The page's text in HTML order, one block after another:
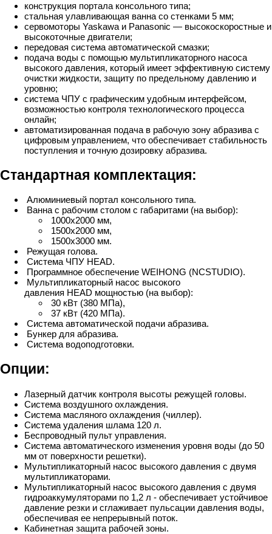
конструкция портала консольного типа;
стальная улавливающая ванна со стенками 5 мм;
сервомоторы Yaskawa и Panasonic — высокоскоростные и
высокоточные двигатели;
передовая система автоматической смазки;
подача воды с помощью мультипликаторного насоса
высокого давления, который имеет эффективную систему
очистки жидкости, защиту по предельному давлению и
уровню;
система ЧПУ с графическим удобным интерфейсом,
возможностью контроля технологического процесса
онлайн;
автоматизированная подача в рабочую зону абразива с
цифровым управлением, что обеспечивает стабильность
поступления и точную дозировку абразива.
Стандартная комплектация:
Алюминиевый портал консольного типа.
Ванна с рабочим столом с габаритами (на выбор):
1000х2000 мм,
1500х2000 мм,
1500х3000 мм.
Режущая голова.
Система ЧПУ HEAD.
Программное обеспечение WEIHONG (NCSTUDIO).
Мультипликаторный насос высокого
давления HEAD мощностью (на выбор):
30 кВт (380 МПа),
37 кВт (420 МПа).
Система автоматической подачи абразива.
Бункер для абразива.
Система водоподготовки.
Опции:
Лазерный датчик контроля высоты режущей головы.
Система воздушного охлаждения.
Система масляного охлаждения (чиллер).
Система удаления шлама 120 л.
Беспроводный пульт управления.
Система автоматического изменения уровня воды (до 50
мм от поверхности решетки).
Мультипликаторный насос высокого давления с двумя
мультипликаторами.
Мультипликаторный насос высокого давления с двумя
гидроаккумуляторами по 1,2 л - обеспечивает устойчивое
давление резки и сглаживает пульсации давления воды,
обеспечивая ее непрерывный поток.
Кабинетная защита рабочей зоны.